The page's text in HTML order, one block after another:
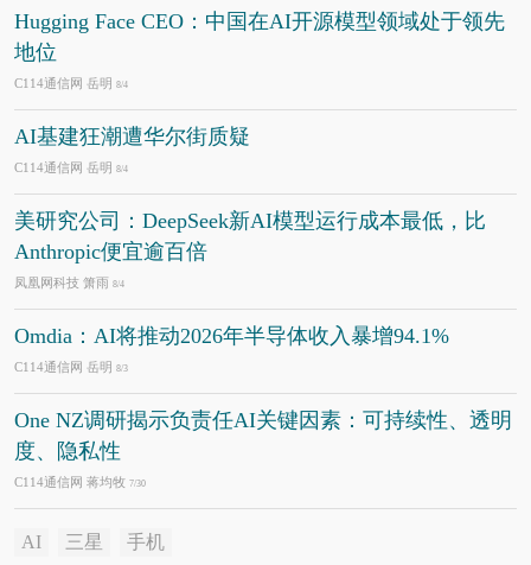
Hugging Face CEO：中国在AI开源模型领域处于领先
地位
C114通信网 岳明 8/4
AI基建狂潮遭华尔街质疑
C114通信网 岳明 8/4
美研究公司：DeepSeek新AI模型运行成本最低，比
Anthropic便宜逾百倍
凤凰网科技 箫雨 8/4
Omdia：AI将推动2026年半导体收入暴增94.1%
C114通信网 岳明 8/3
One NZ调研揭示负责任AI关键因素：可持续性、透明
度、隐私性
C114通信网 蒋均牧 7/30
AI 三星 手机